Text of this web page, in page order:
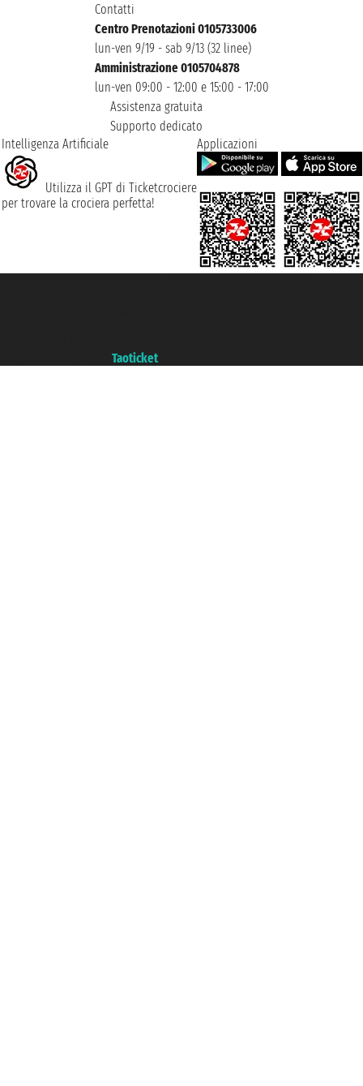
Contatti
Centro Prenotazioni 0105733006
lun-ven 9/19 - sab 9/13 (32 linee)
Amministrazione 0105704878
lun-ven 09:00 - 12:00 e 15:00 - 17:00
Assistenza gratuita
Supporto dedicato
Intelligenza Artificiale
Utilizza il GPT di Ticketcrociere
per trovare la crociera perfetta!
Applicazioni
Taoticket